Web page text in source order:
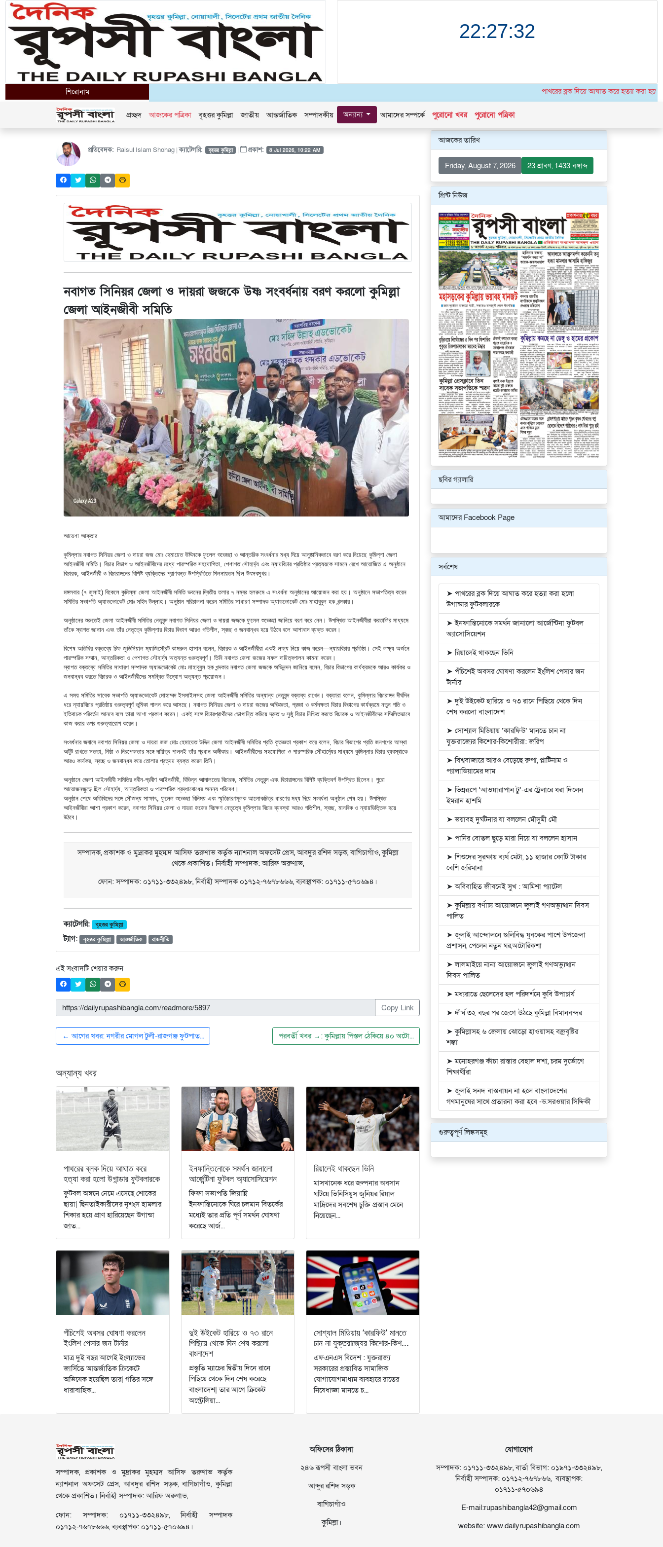
শিরোনাম পাথরের ব্লক দিয়ে আঘাত করে হত্যা করা হলো
প্রচ্ছদ আজকের পত্রিকা বৃহত্তর কুমিল্লা জাতীয় আন্তর্জাতিক সম্পাদকীয় অন্যান্য আমাদের সম্পর্কে পুরোনো খবর পুরোনো পত্রিকা
প্রতিবেদক: Raisul Islam Shohag |ক্যাটেগরি: বৃহত্তর কুমিল্লা | প্রকাশ: 8 Jul 2026, 10:22 AM
নবাগত সিনিয়র জেলা ও দায়রা জজকে উষ্ণ সংবর্ধনায় বরণ করলো কুমিল্লা
জেলা আইনজীবী সমিতি
আয়েশা আক্তার
কুমিল্লার নবাগত সিনিয়র জেলা ও দায়রা জজ মোঃ হেমায়েত উদ্দিনকে ফুলেল শুভেচ্ছা ও আন্তরিক সংবর্ধনার মধ্য দিয়ে আনুষ্ঠানিকভাবে বরণ করে নিয়েছে কুমিল্লা জেলা
আইনজীবী সমিতি। বিচার বিভাগ ও আইনজীবীদের মধ্যে পারস্পরিক সহযোগিতা, পেশাগত সৌহার্দ্য এবং ন্যায়বিচার প্রতিষ্ঠার প্রত্যয়কে সামনে রেখে আয়োজিত এ অনুষ্ঠানে
বিচারক, আইনজীবী ও বিচারাঙ্গনের বিশিষ্ট ব্যক্তিদের প্রাণবন্ত উপস্থিতিতে মিলনায়তন ছিল উৎসবমুখর।
মঙ্গলবার (৭ জুলাই) বিকেলে কুমিল্লা জেলা আইনজীবী সমিতি ভবনের দ্বিতীয় তলার ৭ নম্বর হলরুমে এ সংবর্ধনা অনুষ্ঠানের আয়োজন করা হয়। অনুষ্ঠানে সভাপতিত্ব করেন
সমিতির সভাপতি অ্যাডভোকেট মোঃ সহিদ উল্লাহ। অনুষ্ঠান পরিচালনা করেন সমিতির সাধারণ সম্পাদক অ্যাডভোকেট মোঃ মাহাবুবুল হক খন্দকার।
অনুষ্ঠানের শুরুতেই জেলা আইনজীবী সমিতির নেতৃবৃন্দ নবাগত সিনিয়র জেলা ও দায়রা জজকে ফুলেল শুভেচ্ছা জানিয়ে বরণ করে নেন। উপস্থিত আইনজীবীরা করতালির মাধ্যমে
তাঁকে স্বাগত জানান এবং তাঁর নেতৃত্বে কুমিল্লার বিচার বিভাগ আরও গতিশীল, স্বচ্ছ ও জনবান্ধব হয়ে উঠবে বলে আশাবাদ ব্যক্ত করেন।
বিশেষ অতিথির বক্তব্যে চিফ জুডিসিয়াল ম্যাজিস্ট্রেট কামরুল হাসান বলেন, বিচারক ও আইনজীবীরা একই লক্ষ্য নিয়ে কাজ করেন—ন্যায়বিচার প্রতিষ্ঠা। সেই লক্ষ্য অর্জনে
পারস্পরিক সম্মান, আন্তরিকতা ও পেশাগত সৌহার্দ্য অত্যন্ত গুরুত্বপূর্ণ। তিনি নবাগত জেলা জজের সফল দায়িত্বপালন কামনা করেন।
স্বাগত বক্তব্যে সমিতির সাধারণ সম্পাদক অ্যাডভোকেট মোঃ মাহাবুবুল হক খন্দকার নবাগত জেলা জজকে অভিনন্দন জানিয়ে বলেন, বিচার বিভাগের কার্যক্রমকে আরও কার্যকর ও
জনবান্ধব করতে বিচারক ও আইনজীবীদের সমন্বিত উদ্যোগ অত্যন্ত প্রয়োজন।
এ সময় সমিতির সাবেক সভাপতি অ্যাডভোকেট মোহাম্মদ ইসমাইলসহ জেলা আইনজীবী সমিতির অন্যান্য নেতৃবৃন্দ বক্তব্য রাখেন। বক্তারা বলেন, কুমিল্লার বিচারাঙ্গন দীর্ঘদিন
ধরে ন্যায়বিচার প্রতিষ্ঠায় গুরুত্বপূর্ণ ভূমিকা পালন করে আসছে। নবাগত সিনিয়র জেলা ও দায়রা জজের অভিজ্ঞতা, প্রজ্ঞা ও কর্মদক্ষতা বিচার বিভাগের কার্যক্রমে নতুন গতি ও
ইতিবাচক পরিবর্তন আনবে বলে তারা আশা প্রকাশ করেন। একই সঙ্গে বিচারপ্রার্থীদের ভোগান্তি কমিয়ে দ্রুত ও সুষ্ঠু বিচার নিশ্চিত করতে বিচারক ও আইনজীবীদের সম্মিলিতভাবে
কাজ করার ওপর গুরুত্বারোপ করেন।
সংবর্ধনার জবাবে নবাগত সিনিয়র জেলা ও দায়রা জজ মোঃ হেমায়েত উদ্দিন জেলা আইনজীবী সমিতির প্রতি কৃতজ্ঞতা প্রকাশ করে বলেন, বিচার বিভাগের প্রতি জনগণের আস্থা
অটুট রাখতে সততা, নিষ্ঠা ও নিরপেক্ষতার সঙ্গে দায়িত্ব পালনই তাঁর প্রধান অঙ্গীকার। আইনজীবীদের সহযোগিতা ও পারস্পরিক সৌহার্দ্যের মাধ্যমে কুমিল্লার বিচার ব্যবস্থাকে
আরও কার্যকর, স্বচ্ছ ও জনবান্ধব করে তোলার প্রত্যয় ব্যক্ত করেন তিনি।
অনুষ্ঠানে জেলা আইনজীবী সমিতির নবীন-প্রবীণ আইনজীবী, বিভিন্ন আদালতের বিচারক, সমিতির নেতৃবৃন্দ এবং বিচারাঙ্গনের বিশিষ্ট ব্যক্তিবর্গ উপস্থিত ছিলেন। পুরো
আয়োজনজুড়ে ছিল সৌহার্দ্য, আন্তরিকতা ও পারস্পরিক শ্রদ্ধাবোধের অনন্য পরিবেশ।
অনুষ্ঠান শেষে অতিথিদের সঙ্গে সৌজন্য সাক্ষাৎ, ফুলেল শুভেচ্ছা বিনিময় এবং স্মৃতিচারণমূলক আলোকচিত্র ধারণের মধ্য দিয়ে সংবর্ধনা অনুষ্ঠান শেষ হয়। উপস্থিত
আইনজীবীরা আশা প্রকাশ করেন, নবাগত সিনিয়র জেলা ও দায়রা জজের বিচক্ষণ নেতৃত্বে কুমিল্লার বিচার ব্যবস্থা আরও গতিশীল, স্বচ্ছ, মানবিক ও ন্যায়ভিত্তিক হয়ে
উঠবে।
সম্পাদক, প্রকাশক ও মুদ্রাকর মুহম্মদ আসিফ তরুণাভ কর্তৃক ন্যাশনাল অফসেট প্রেস, আবদুর রশিদ সড়ক, বাগিচাগাঁও, কুমিল্লা
থেকে প্রকাশিত। নির্বাহী সম্পাদক: আরিফ অরুণাভ,
ফোন: সম্পাদক: ০১৭১১-৩৩২৪৯৮, নির্বাহী সম্পাদক ০১৭১২-৭৬৭৮৬৬৬, ব্যবস্থাপক: ০১৭১১-৫৭০৬৯৪।
ক্যাটেগরি: বৃহত্তর কুমিল্লা
ট্যাগ: বৃহত্তর কুমিল্লা আন্তর্জাতিক রাজনীতি
এই সংবাদটি শেয়ার করুন
Copy Link
← আগের খবর: নগরীর মোগল টুলী-রাজগঞ্জ ফুটপাত... পরবর্তী খবর →: কুমিল্লায় পিস্তল ঠেকিয়ে ৪০ অটো...
অন্যান্য খবর
পাথরের ব্লক দিয়ে আঘাত করে
হত্যা করা হলো উগান্ডার ফুটবলারকে
ফুটবল অঙ্গনে নেমে এসেছে শোকের
ছায়া| ছিনতাইকারীদের নৃশংস হামলার
শিকার হয়ে প্রাণ হারিয়েছেন উগান্ডা
জাত...
ইনফান্তিনোকে সমর্থন জানালো
আর্জেন্টিনা ফুটবল অ্যাসোসিয়েশন
ফিফা সভাপতি জিয়ান্নি
ইনফান্তিনোকে ঘিরে চলমান বিতর্কের
মধ্যেই তার প্রতি পূর্ণ সমর্থন ঘোষণা
করেছে আর্জ...
রিয়ালেই থাকছেন ভিনি
মাসখানেক ধরে জল্পনার অবসান
ঘটিয়ে ভিনিসিয়ুস জুনিয়র রিয়াল
মাদ্রিদের সবশেষ চুক্তি প্রস্তাব মেনে
নিয়েছেন...
পঁচিশেই অবসর ঘোষণা করলেন
ইংলিশ পেসার জন টার্নার
মাত্র দুই বছর আগেই ইংল্যান্ডের
জার্সিতে আন্তর্জাতিক ক্রিকেটে
অভিষেক হয়েছিল তার| গতির সঙ্গে
ধারাবাহিক...
দুই উইকেট হারিয়ে ও ৭৩ রানে
পিছিয়ে থেকে দিন শেষ করলো
বাংলাদেশ
প্রস্তুতি ম্যাচের দ্বিতীয় দিনে রানে
পিছিয়ে থেকে দিন শেষ করেছে
বাংলাদেশ| তার আগে ক্রিকেট
অস্ট্রেলিয়া...
সোশ্যাল মিডিয়ায় ‘কারফিউ’ মানতে
চান না যুক্তরাজ্যের কিশোর-কিশ...
এফএনএস বিদেশ : যুক্তরাজ্য
সরকারের প্রস্তাবিত সামাজিক
যোগাযোগমাধ্যম ব্যবহারে রাতের
নিষেধাজ্ঞা মানতে চ...
আজকের তারিখ
Friday, August 7, 2026 23 শ্রাবণ, 1433 বঙ্গাব্দ
প্রিন্ট নিউজ
ছবির গ্যালারি
আমাদের Facebook Page
সর্বশেষ
➤ পাথরের ব্লক দিয়ে আঘাত করে হত্যা করা হলো
উগান্ডার ফুটবলারকে
➤ ইনফান্তিনোকে সমর্থন জানালো আর্জেন্টিনা ফুটবল
অ্যাসোসিয়েশন
➤ রিয়ালেই থাকছেন ভিনি
➤ পঁচিশেই অবসর ঘোষণা করলেন ইংলিশ পেসার জন
টার্নার
➤ দুই উইকেট হারিয়ে ও ৭৩ রানে পিছিয়ে থেকে দিন
শেষ করলো বাংলাদেশ
➤ সোশ্যাল মিডিয়ায় ‘কারফিউ’ মানতে চান না
যুক্তরাজ্যের কিশোর-কিশোরীরা: জরিপ
➤ বিশ্ববাজারে আরও বেড়েছে রুপা, প্লাটিনাম ও
প্যালাডিয়ামের দাম
➤ ভিন্নরূপে ‘আওয়ারাপান টু’-এর ট্রেলারে ধরা দিলেন
ইমরান হাশমি
➤ ভয়াবহ দুর্ঘটনার যা বললেন মৌসুমী মৌ
➤ পানির বোতল ছুড়ে মারা নিয়ে যা বললেন হাসান
➤ শিশুদের সুরক্ষায় ব্যর্থ মেটা, ১১ হাজার কোটি টাকার
বেশি জরিমানা
➤ অবিবাহিত জীবনেই সুখ : আমিশা প্যাটেল
➤ কুমিল্লায় বর্ণাঢ্য আয়োজনে জুলাই গণঅভ্যুত্থান দিবস
পালিত
➤ জুলাই আন্দোলনে গুলিবিদ্ধ যুবকের পাশে উপজেলা
প্রশাসন, পেলেন নতুন ঘর,অটোরিকশা
➤ লালমাইয়ে নানা আয়োজনে জুলাই গণঅভ্যুত্থান
দিবস পালিত
➤ মধ্যরাতে ছেলেদের হল পরিদর্শনে কুবি উপাচার্য
➤ দীর্ঘ ৩২ বছর পর জেগে উঠছে কুমিল্লা বিমানবন্দর
➤ কুমিল্লাসহ ৬ জেলায় ঝোড়ো হাওয়াসহ বজ্রবৃষ্টির
শঙ্কা
➤ মনোহরগঞ্জ কাঁচা রাস্তার বেহাল দশা, চরম দুর্ভোগে
শিক্ষার্থীরা
➤ জুলাই সনদ বাস্তবায়ন না হলে বাংলাদেশের
গণমানুষের সাথে প্রতারনা করা হবে -ড.সরওয়ার সিদ্দিকী
গুরুত্বপূর্ণ লিঙ্কসমূহ
সম্পাদক, প্রকাশক ও মুদ্রাকর মুহম্মদ আসিফ তরুণাভ কর্তৃক
ন্যাশনাল অফসেট প্রেস, আবদুর রশিদ সড়ক, বাগিচাগাঁও, কুমিল্লা
থেকে প্রকাশিত। নির্বাহী সম্পাদক: আরিফ অরুণাভ,
ফোন: সম্পাদক: ০১৭১১-৩৩২৪৯৮, নির্বাহী সম্পাদক
০১৭১২-৭৬৭৮৬৬৬, ব্যবস্থাপক: ০১৭১১-৫৭০৬৯৪।
অফিসের ঠিকানা
২৪৬ রূপসী বাংলা ভবন
আব্দুর রশিদ সড়ক
বাগিচাগাঁও
কুমিল্লা।
যোগাযোগ
সম্পাদক: ০১৭১১-৩৩২৪৯৮, বার্তা বিভাগ: ০১৯৭১-৩৩২৪৯৮,
নির্বাহী সম্পাদক: ০১৭১২-৭৬৭৮৬৬, ব্যবস্থাপক:
০১৭১১-৫৭০৬৯৪
E-mail:rupashibangla42@gmail.com
website: www.dailyrupashibangla.com